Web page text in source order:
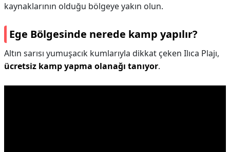
kaynaklarının olduğu bölgeye yakın olun.
Ege Bölgesinde nerede kamp yapılır?
Altın sarısı yumuşacık kumlarıyla dikkat çeken Ilıca Plajı,
ücretsiz kamp yapma olanağı tanıyor.